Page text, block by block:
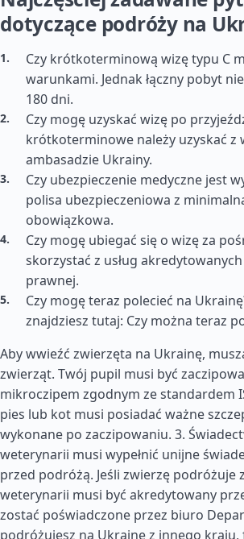
dotyczące podróży na
Czy krótkoterminową wizę typu C
warunkami. Jednak łączny pobyt
180 dni.
Czy mogę uzyskać wizę po
krótkoterminowe należy uzyskać z
ambasadzie Ukrainy.
Czy ubezpieczenie medyczne jest
polisa ubezpieczeniowa z
obowiązkowa.
Czy mogę ubiegać się o wizę za
skorzystać z usług
prawnej.
Czy mogę teraz polecieć na
znajdziesz tutaj: Czy można teraz
Aby wwieźć zwierzęta na Ukrainę,
zwierząt. Twój pupil musi być
mikroczipem zgodnym ze standardem
pies lub kot musi posiadać ważne
wykonane po zaczipowaniu. 3.
weterynarii musi wypełnić unijne
przed podróżą. Jeśli zwierzę podróżuje
weterynarii musi być akredytowany
zostać poświadczone przez biuro
podróżujesz na Ukrainę z innego